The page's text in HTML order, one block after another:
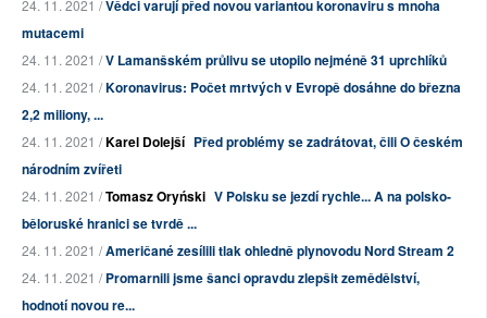
24. 11. 2021 /Vědci varují před novou variantou koronaviru s mnoha
mutacemi
24. 11. 2021 /V Lamanšském průlivu se utopilo nejméně 31 uprchlíků
24. 11. 2021 /Koronavirus: Počet mrtvých v Evropě dosáhne do března
2,2 miliony, ...
24. 11. 2021 /Karel Dolejší Před problémy se zadrátovat, čili O českém
národním zvířeti
24. 11. 2021 /Tomasz Oryński V Polsku se jezdí rychle... A na polsko-
běloruské hranici se tvrdě ...
24. 11. 2021 /Američané zesílili tlak ohledně plynovodu Nord Stream 2
24. 11. 2021 /Promarnili jsme šanci opravdu zlepšit zemědělství,
hodnotí novou re...